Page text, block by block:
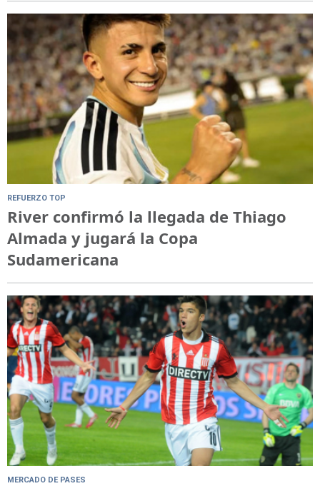
REFUERZO TOP
River confirmó la llegada de Thiago
Almada y jugará la Copa
Sudamericana
MERCADO DE PASES